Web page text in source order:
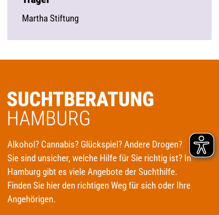
Martha Stiftung
Alkohol? Cannabis? Glückspiel? Andere Drogen?
Sie sind unsicher, welche Hilfe für Sie richtig ist? In
Hamburg gibt es viele Angebote der Suchthilfe.
Finden Sie hier den richtigen Weg für sich oder Ihre
Angehörigen.